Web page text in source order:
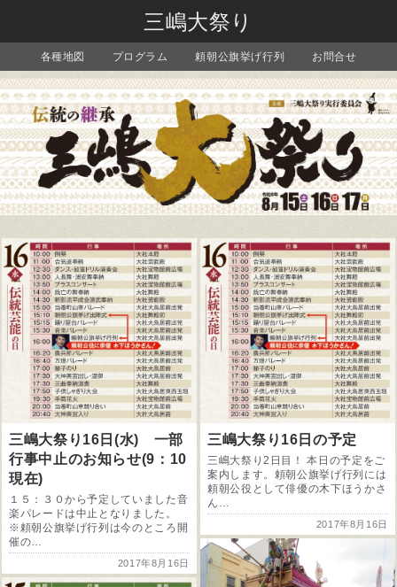
三嶋大祭り
各種地図 プログラム 頼朝公旗挙げ行列 お問合せ
三嶋大祭り16日(水) 一部
行事中止のお知らせ(9：10
現在)
１５：３０から予定していました音
楽パレードは中止となりました。
※頼朝公旗挙げ行列は今のところ開
催の…
2017年8月16日
三嶋大祭り16日の予定
三嶋大祭り2日目！ 本日の予定をご
案内します。頼朝公旗挙げ行列には
頼朝公役として俳優の木下ほうかさ
ん…
2017年8月16日